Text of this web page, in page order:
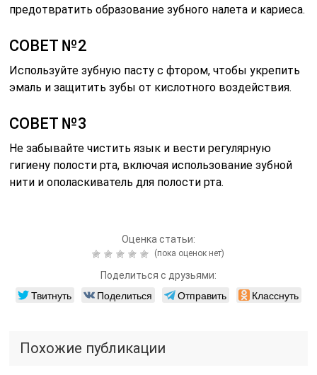
предотвратить образование зубного налета и кариеса.
СОВЕТ №2
Используйте зубную пасту с фтором, чтобы укрепить
эмаль и защитить зубы от кислотного воздействия.
СОВЕТ №3
Не забывайте чистить язык и вести регулярную
гигиену полости рта, включая использование зубной
нити и ополаскиватель для полости рта.
Оценка статьи:
(пока оценок нет)
Поделиться с друзьями:
Твитнуть Поделиться Отправить Класснуть
Похожие публикации